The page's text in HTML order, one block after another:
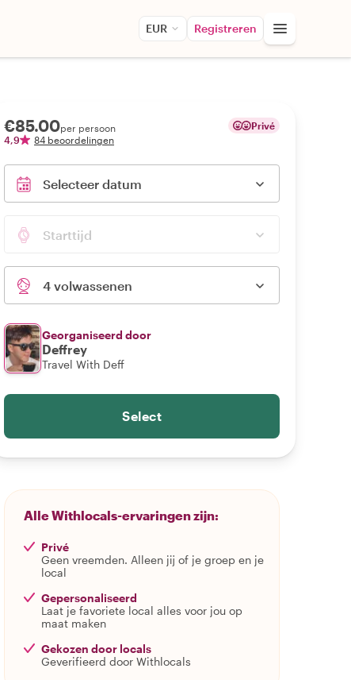
EUR Registreren
€85.00per persoon
4,9
84 beoordelingen
Privé
Selecteer datum
Starttijd
4 volwassenen
Georganiseerd door
Deffrey
Travel With Deff
Select
Alle Withlocals-ervaringen zijn:
Privé
Geen vreemden. Alleen jij of je groep en je
local
Gepersonaliseerd
Laat je favoriete local alles voor jou op
maat maken
Gekozen door locals
Geverifieerd door Withlocals